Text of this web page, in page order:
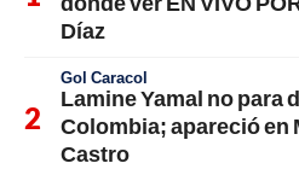
Díaz
Gol Caracol
Lamine Yamal no para
Colombia; apareció en
Castro